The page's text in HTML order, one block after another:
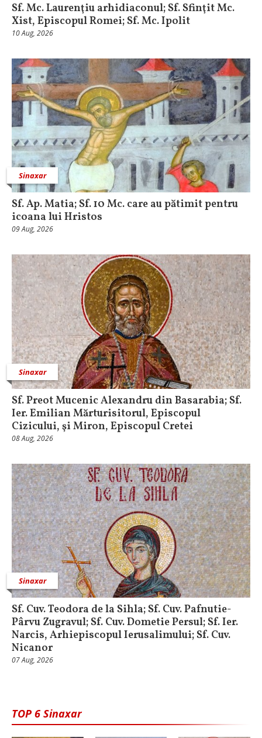
Sf. Mc. Laurenţiu arhidiaconul; Sf. Sfinţit Mc.
Xist, Episcopul Romei; Sf. Mc. Ipolit
10 Aug, 2026
Sinaxar
Sf. Ap. Matia; Sf. 10 Mc. care au pătimit pentru
icoana lui Hristos
09 Aug, 2026
Sinaxar
Sf. Preot Mucenic Alexandru din Basarabia; Sf.
Ier. Emilian Mărturisitorul, Episcopul
Cizicului, şi Miron, Episcopul Cretei
08 Aug, 2026
Sinaxar
Sf. Cuv. Teodora de la Sihla; Sf. Cuv. Pafnutie-
Pârvu Zugravul; Sf. Cuv. Dometie Persul; Sf. Ier.
Narcis, Arhiepiscopul Ierusalimului; Sf. Cuv.
Nicanor
07 Aug, 2026
TOP 6 Sinaxar